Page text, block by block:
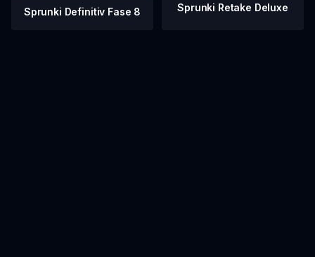
Sprunki Definitiv Fase 8 Sprunki Retake Deluxe